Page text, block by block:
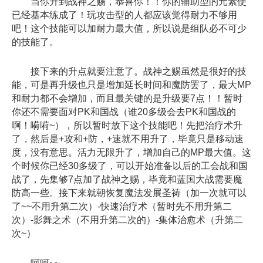
已经基本练成了！玩攻击型的人都应该觉得耐力不够用
吧！这个技能可以加耐力最大值，所以说是组队必不可少
的技能了。
接下来的升点就要注意了。战神之赐虽然是很好的技
能，可是再升级也只是增加延长时间和魔防罢了，最大MP
和耐力都不会增加，而且最关键的是升级要7点！！暂时
你还不需要面对PK和国战（谁20多级会去PK和国战的
啊！嗬嗬~），所以暂时放下这个技能吧！先把治疗术升
了，然后是+攻和+防，+速就不用升了，毕竟只是移动速
度，没有意思。活力无限升了，增加自己的MP最大值。这
个时候你已经30多级了，可以开始准备以后的工会战和国
战了，先集够7点加了战神之赐，毕竟和蓝国大战需要魔
防高一些。接下来就朝恢复魔法发展圣祷（加一次就可以
了~~不用升第二次）-快速治疗术（暂时先不用升第二
次）-影舞之术（不用升第二次的）-集体治愈术（升第二
次~）